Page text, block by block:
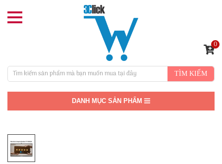
TÌM KIẾM
0
DANH MỤC SẢN PHẨM